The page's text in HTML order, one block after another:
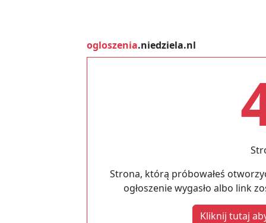
ogloszenia.niedziela.nl
Strona, którą próbowałeś
ogłoszenie wygasło albo link
Kliknij tutaj